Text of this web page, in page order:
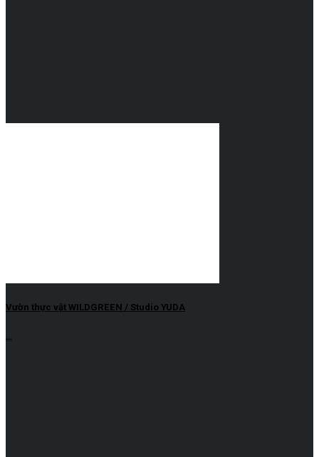
Vườn thực vật WILDGREEN / Studio YUDA
...